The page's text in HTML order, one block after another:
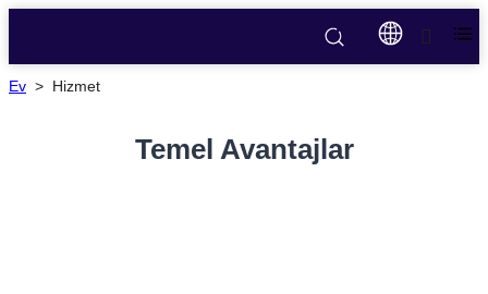
Ev > Hizmet
Temel Avantajlar